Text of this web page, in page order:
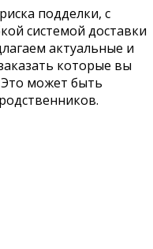
подделки, с
системой доставки
актуальные и
которые вы
может быть